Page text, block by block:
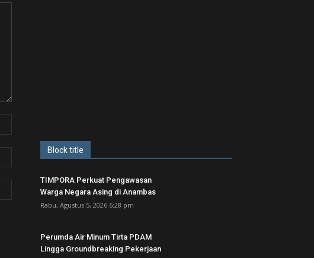
Block title
TIMPORA Perkuat Pengawasan
Warga Negara Asing di Anambas ‎
Rabu, Agustus 5, 2026 6:28 pm
Perumda Air Minum Tirta PDAM
Lingga Groundbreaking Pekerjaan